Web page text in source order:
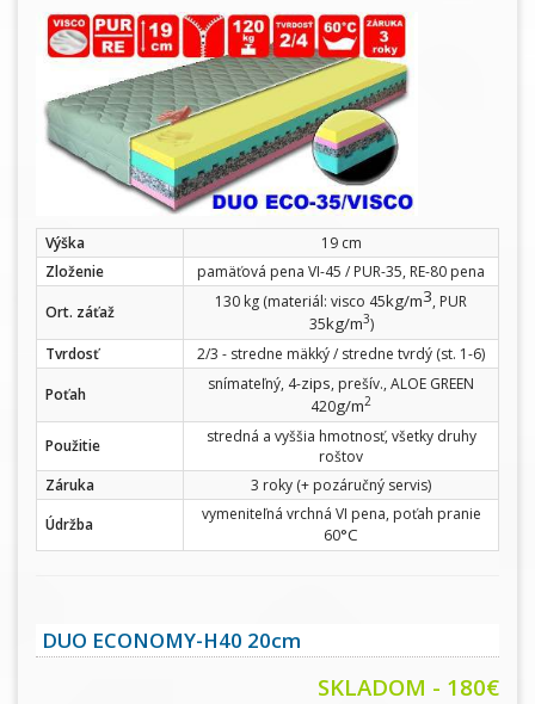
Výška
19 cm
Zloženie
pamäťová pena VI-45 / PUR-35, RE-80 pena
Ort. záťaž
130 kg (materiál: visco 45kg/m3, PUR
35kg/m3)
Tvrdosť
2/3 - stredne mäkký / stredne tvrdý (st. 1-6)
Poťah
snímateľný, 4-zips, prešív., ALOE GREEN
420g/m2
Použitie
stredná a vyššia hmotnosť, všetky druhy
roštov
Záruka
3 roky (+ pozáručný servis)
Údržba
vymeniteľná vrchná VI pena, poťah pranie
60°C
DUO ECONOMY-H40 20cm
SKLADOM - 180€